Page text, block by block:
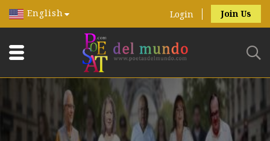
English Login Join Us